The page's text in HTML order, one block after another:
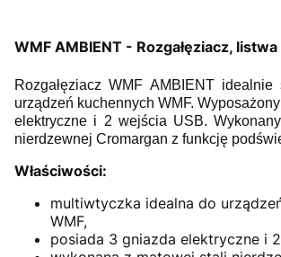
WMF AMBIENT - Rozgałęziacz, listwa
Rozgałęziacz WMF AMBIENT
urządzeń kuchennych WMF.
elektryczne i 2 wejścia USB.
nierdzewnej Cromargan z funkcję
Właściwości:
multiwtyczka idealna do
WMF,
posiada 3 gniazda elektryczne i